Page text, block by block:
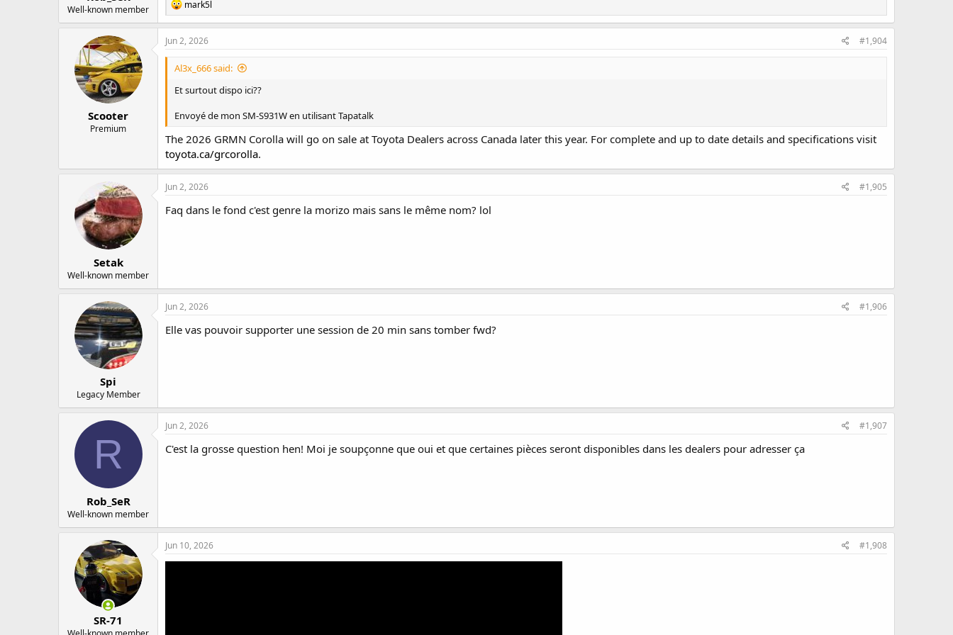
Well-known member
R
e
a
t
o
s
mark5l
Scooter
Premium
Jun 2, 2026 #1,904
Al3x_666 said:
Et surtout dispo ici??
Envoyé de mon SM-S931W en utilisant Tapatalk
The 2026 GRMN Corolla will go on sale at Toyota Dealers across Canada later this year. For complete and up to date details and specifications visit
toyota.ca/grcorolla.
Setak
Well-known member
Jun 2, 2026 #1,905
Faq dans le fond c'est genre la morizo mais sans le même nom? lol
Spi
Legacy Member
Jun 2, 2026 #1,906
Elle vas pouvoir supporter une session de 20 min sans tomber fwd?
R
Rob_SeR
Well-known member
Jun 2, 2026 #1,907
C'est la grosse question hen! Moi je soupçonne que oui et que certaines pièces seront disponibles dans les dealers pour adresser ça
SR-71
Jun 10, 2026 #1,908